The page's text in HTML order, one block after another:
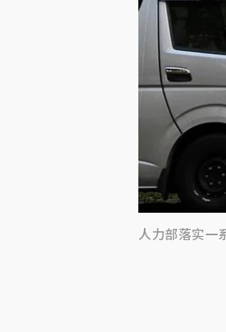
人力部落实一